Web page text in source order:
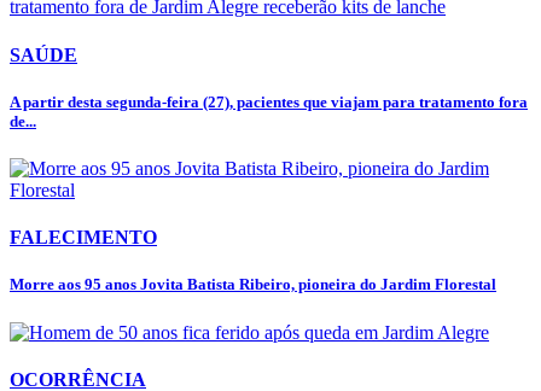
SAÚDE
A partir desta segunda-feira (27), pacientes que viajam para tratamento fora
de...
FALECIMENTO
Morre aos 95 anos Jovita Batista Ribeiro, pioneira do Jardim Florestal
OCORRÊNCIA